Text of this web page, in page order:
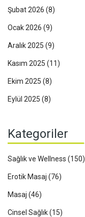
Şubat 2026 (8)
Ocak 2026 (9)
Aralık 2025 (9)
Kasım 2025 (11)
Ekim 2025 (8)
Eylül 2025 (8)
Kategoriler
Sağlık ve Wellness (150)
Erotik Masaj (76)
Masaj (46)
Cinsel Sağlık(15)